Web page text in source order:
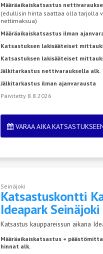
Määräaikaiskatsastus
(edullisin hinta saattaa olla tarjolla
nettimaksua)
Määräaikaiskatsastus ilman
Katsastuksen lakisääteiset
Katsastuksen lakisääteiset
Jälkitarkastus nettivarauksella alk.
Jälkitarkastus ilman ajanvarausta
Päivitetty 8.8.2026
VARAA AIKA
Seinäjoki
Katsastuskontti
IdeaparkSeinäjoki
Katsastus kauppareissun aikana
Määräaikaiskatsastus +
hinnat alk.